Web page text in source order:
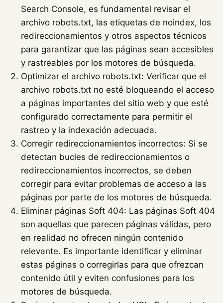
Search Console, es fundamental revisar el
archivo robots.txt, las etiquetas de noindex, los
redireccionamientos y otros aspectos técnicos
para garantizar que las páginas sean accesibles
y rastreables por los motores de búsqueda.
Optimizar el archivo robots.txt: Verificar que el
archivo robots.txt no esté bloqueando el acceso
a páginas importantes del sitio web y que esté
configurado correctamente para permitir el
rastreo y la indexación adecuada.
Corregir redireccionamientos incorrectos: Si se
detectan bucles de redireccionamientos o
redireccionamientos incorrectos, se deben
corregir para evitar problemas de acceso a las
páginas por parte de los motores de búsqueda.
Eliminar páginas Soft 404: Las páginas Soft 404
son aquellas que parecen páginas válidas, pero
en realidad no ofrecen ningún contenido
relevante. Es importante identificar y eliminar
estas páginas o corregirlas para que ofrezcan
contenido útil y eviten confusiones para los
motores de búsqueda.